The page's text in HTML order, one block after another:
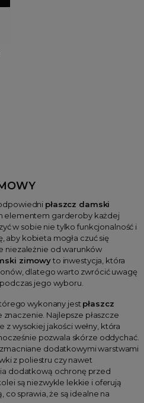
płaszcz damski
elementem garderoby każdej
w sobie nie tylko funkcjonalność i
aby kobieta mogła czuć się
niezależnie od warunków
zimowyto inwestycja, która
dlatego warto zwrócić uwagę
jego wyboru.
wykonany jest płaszcz
znaczenie. Najlepsze płaszcze
z wysokiej jakości wełny, która
pozwala skórze oddychać.
dodatkowymi warstwami
z poliestru czy nawet
dodatkową ochronę przed
są niezwykle lekkie i oferują
co sprawia, że są idealne na